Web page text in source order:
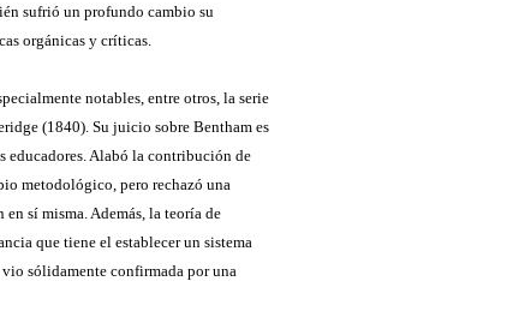
sufrió un profundo cambio su
orgánicas y críticas.
notables, entre otros, la serie
(1840). Su juicio sobre Bentham es
educadores. Alabó la contribución de
metodológico, pero rechazó una
sí misma. Además, la teoría de
que tiene el establecer un sistema
sólidamente confirmada por una